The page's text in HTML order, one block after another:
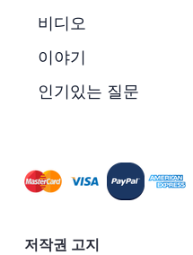
비디오
이야기
인기있는 질문
저작권 고지